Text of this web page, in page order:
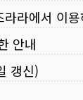
라에서 이
안내
갱신)